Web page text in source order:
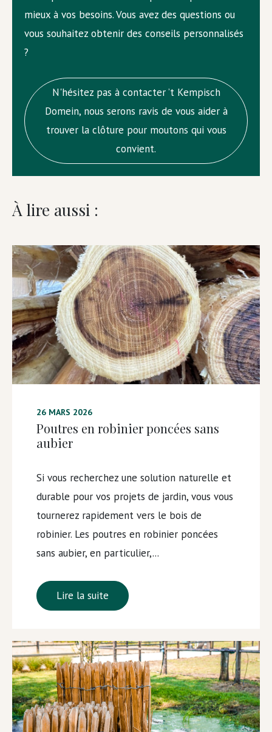
mieux à vos besoins. Vous avez des questions ou
vous souhaitez obtenir des conseils personnalisés
?
N'hésitez pas à contacter ’t Kempisch
Domein, nous serons ravis de vous aider à
trouver la clôture pour moutons qui vous
convient.
À lire aussi :
26 MARS 2026
Poutres en robinier poncées sans
aubier
Si vous recherchez une solution naturelle et
durable pour vos projets de jardin, vous vous
tournerez rapidement vers le bois de
robinier. Les poutres en robinier poncées
sans aubier, en particulier,...
Lire la suite